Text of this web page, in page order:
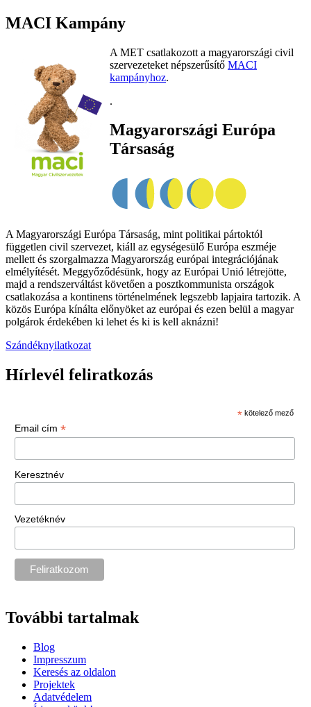
MACI Kampány
A MET csatlakozott a magyarországi civil
szervezeteket népszerűsítő MACI
kampányhoz.
.
Magyarországi Európa
Társaság
A Magyarországi Európa Társaság, mint politikai pártoktól
független civil szervezet, kiáll az egységesülő Európa eszméje
mellett és szorgalmazza Magyarország európai integrációjának
elmélyítését. Meggyőződésünk, hogy az Európai Unió létrejötte,
majd a rendszerváltást követően a posztkommunista országok
csatlakozása a kontinens történelmének legszebb lapjaira tartozik. A
közös Európa kínálta előnyöket az európai és ezen belül a magyar
polgárok érdekében ki lehet és ki is kell aknázni!
Szándéknyilatkozat
Hírlevél feliratkozás
* kötelező mező
Email cím *
Keresztnév
Vezetéknév
További tartalmak
Blog
Impresszum
Keresés az oldalon
Projektek
Adatvédelem